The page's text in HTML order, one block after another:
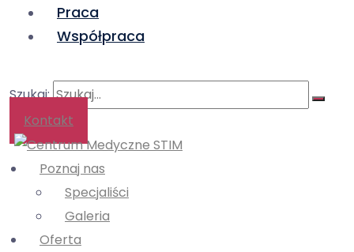
Praca
Współpraca
Szukaj:
Kontakt
Poznaj nas
Specjaliści
Galeria
Oferta